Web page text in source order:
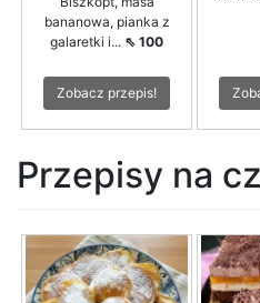
bananowa, pianka z
galaretki i... ⇖ 100
Zobacz przepis!
Przepisy na